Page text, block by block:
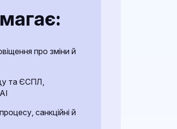
про зміни й
та ЄСПЛ,
санкційні й